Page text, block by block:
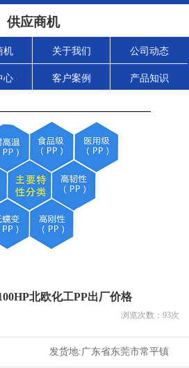
供应商机
机 关于我们 公司动态
心 客户案例 产品知识
北欧化工PP出厂价格
浏览次数： 93次
发货地:广东省东莞市常平镇